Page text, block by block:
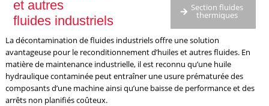
et autres
fluides industriels
Section fluides
thermiques
La décontamination de fluides industriels offre une solution
avantageuse pour le reconditionnement d’huiles et autres fluides. En
matière de maintenance industrielle, il est reconnu qu’une huile
hydraulique contaminée peut entraîner une usure prématurée des
composants d’une machine ainsi qu’une baisse de performance et des
arrêts non planifiés coûteux.